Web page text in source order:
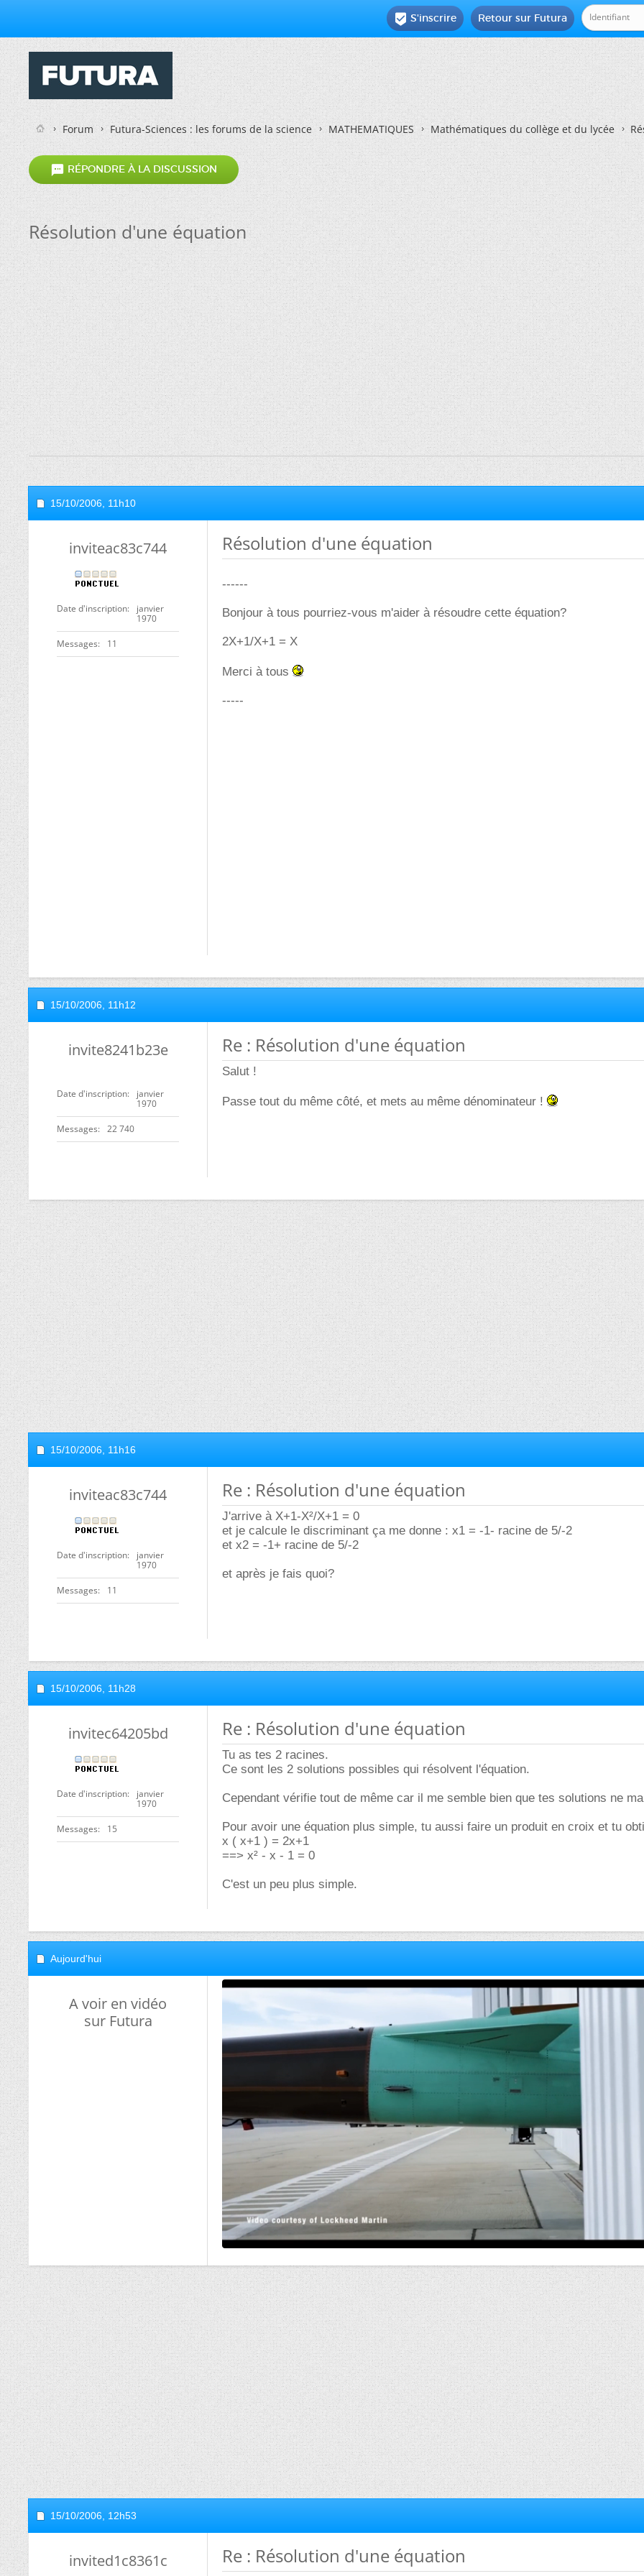
Retour sur Futura
 S'inscrire
Forum Futura-Sciences : les forums de la science MATHEMATIQUES Mathématiques du collège et du lycée
 RÉPONDRE À LA DISCUSSION
Résolution d'une équation
15/10/2006, 11h10
inviteac83c744
Date d'inscription
janvier
1970
Messages 11
Résolution d'une équation
------
Bonjour à tous pourriez-vous m'aider à résoudre cette équation?
2X+1/X+1 = X
Merci à tous
-----
15/10/2006, 11h12
invite8241b23e
Date d'inscription
janvier
1970
Messages 22 740
Re : Résolution d'une équation
Salut !
Passe tout du même côté, et mets au même dénominateur !
15/10/2006, 11h16
inviteac83c744
Date d'inscription
janvier
1970
Messages 11
Re : Résolution d'une équation
J'arrive à X+1-X²/X+1 = 0
et je calcule le discriminant ça me donne : x1 = -1- racine de 5/-2
et x2 = -1+ racine de 5/-2
et après je fais quoi?
15/10/2006, 11h28
invitec64205bd
Date d'inscription
janvier
1970
Messages 15
Re : Résolution d'une équation
Tu as tes 2 racines.
Ce sont les 2 solutions possibles qui résolvent l'équation.
Cependant vérifie tout de même car il me semble bien que tes solutions ne
Pour avoir une équation plus simple, tu aussi faire un produit en croix et tu
x ( x+1 ) = 2x+1
==> x² - x - 1 = 0
C'est un peu plus simple.
Aujourd'hui
A voir en vidéo
sur Futura
15/10/2006, 12h53
invited1c8361c Re : Résolution d'une équation